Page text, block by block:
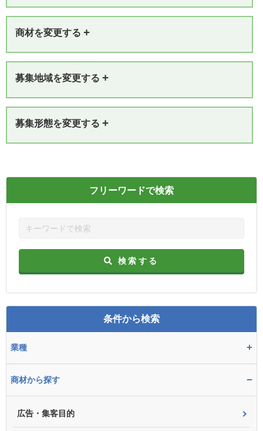
商材を変更する +
募集地域を変更する +
募集形態を変更する +
フリーワードで検索
検索する
条件から検索
業種 +
商材から探す −
広告・集客目的